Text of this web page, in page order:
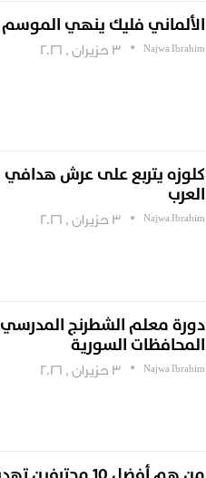
الألماني فليك ينهي
Najwa Ibrahim 3 حزيران , 2026
كلوزه يتربع على عرش هدافي
العرب
Najwa Ibrahim 3 حزيران , 2026
دورة معلم الشطرنج
المحافظات السورية
Najwa Ibrahim 3 حزيران , 2026